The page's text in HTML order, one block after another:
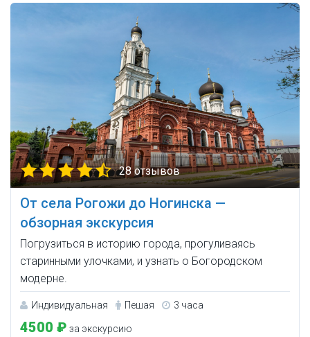
28 отзывов
От села Рогожи до Ногинска —
обзорная экскурсия
Погрузиться в историю города, прогуливаясь
старинными улочками, и узнать о Богородском
модерне.
Индивидуальная Пешая 3 часа
4500 ₽ за экскурсию